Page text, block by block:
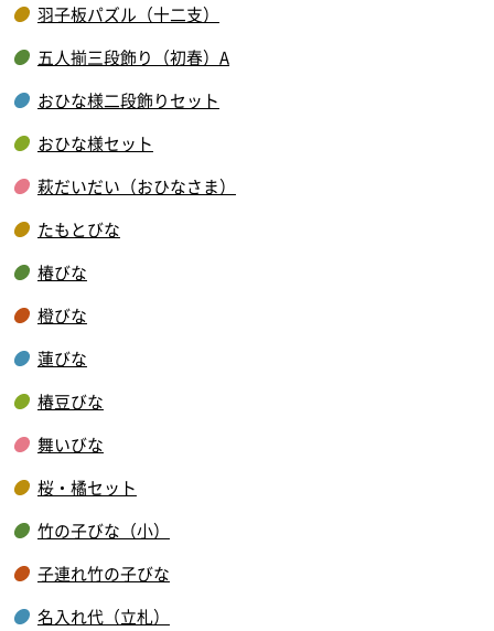
羽子板パズル（十二支）
五人揃三段飾り（初春）A
おひな様二段飾りセット
おひな様セット
萩だいだい（おひなさま）
たもとびな
椿びな
橙びな
蓮びな
椿豆びな
舞いびな
桜・橘セット
竹の子びな（小）
子連れ竹の子びな
名入れ代（立札）